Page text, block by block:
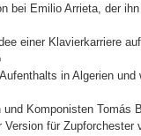
bei Emilio Arrieta, der
einer Klavierkarriere
in Algerien und
Komponisten Tomás
Version für Zupforchester